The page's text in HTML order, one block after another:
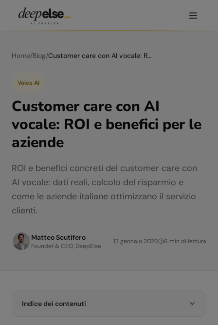
Home/Blog/ Customer care con AI vocale: ROI e benefici per le aziende
Voice AI
Customer care con AI
vocale: ROI e benefici per le
aziende
ROI e benefici concreti del customer care con
AI vocale: dati reali, calcolo del risparmio e
come le aziende italiane ottimizzano il servizio
clienti.
Matteo Scutifero
Founder & CEO, DeepElse
13 gennaio 2026 6 min di lettura
Indice dei contenuti